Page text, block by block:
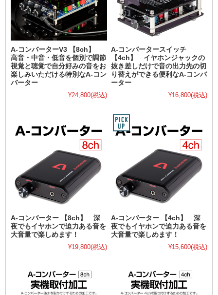
A-コンバーターV3 【8ch】
高音・中音・低音を個別で調節
視覚と聴覚で自分好みの音をお
楽しみいただける特別なA-コン
バーター
¥24,800(税込)
A-コンバータースイッチ
【4ch】 イヤホンジャックの
抜き差しだけで音の出力先の切
り替えができる便利なA-コンバ
ーター
¥16,800(税込)
A-コンバーター 【8ch】 深
夜でもイヤホンで迫力ある音を
大音量で楽しめます！
¥19,800(税込)
A-コンバーター 【4ch】 深
夜でもイヤホンで迫力ある音を
大音量で楽しめます！
¥15,600(税込)